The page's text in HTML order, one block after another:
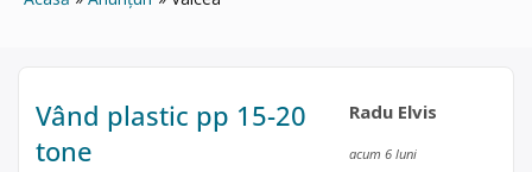
Vând plastic pp 15-20
tone
Radu Elvis
acum 6 luni